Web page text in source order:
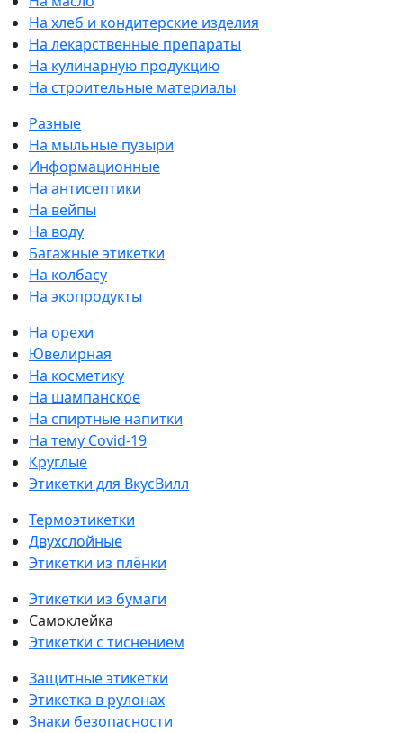
На хлеб и кондитерские изделия
На лекарственные препараты
На кулинарную продукцию
На строительные материалы
Разные
На мыльные пузыри
Информационные
На антисептики
На вейпы
На воду
Багажные этикетки
На колбасу
На экопродукты
На орехи
Ювелирная
На косметику
На шампанское
На спиртные напитки
На тему Covid-19
Круглые
Этикетки для ВкусВилл
Термоэтикетки
Двухслойные
Этикетки из плёнки
Этикетки из бумаги
Самоклейка
Этикетки с тиснением
Защитные этикетки
Этикетка в рулонах
Знаки безопасности